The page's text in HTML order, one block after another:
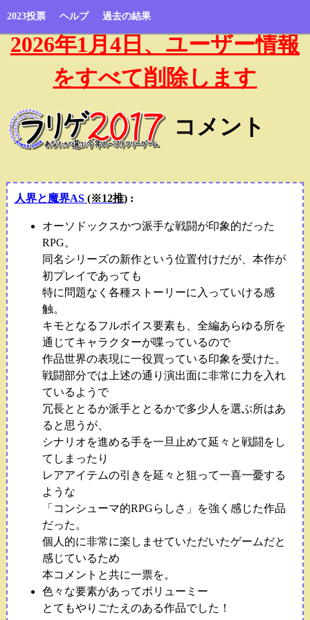
2023投票 ヘルプ 過去の結果
2026年1月4日、ユーザー情報
をすべて削除します
コメント
人界と魔界AS (※12推):
オーソドックスかつ派手な戦闘が印象的だった
RPG。
同名シリーズの新作という位置付けだが、本作が
初プレイであっても
特に問題なく各種ストーリーに入っていける感
触。
キモとなるフルボイス要素も、全編あらゆる所を
通じてキャラクターが喋っているので
作品世界の表現に一役買っている印象を受けた。
戦闘部分では上述の通り演出面に非常に力を入れ
ているようで
冗長ととるか派手ととるかで多少人を選ぶ所はあ
ると思うが、
シナリオを進める手を一旦止めて延々と戦闘をし
てしまったり
レアアイテムの引きを延々と狙って一喜一憂する
ような
「コンシューマ的RPGらしさ」を強く感じた作品
だった。
個人的に非常に楽しませていただいたゲームだと
感じているため
本コメントと共に一票を。
色々な要素があってボリューミー
とてもやりごたえのある作品でした！